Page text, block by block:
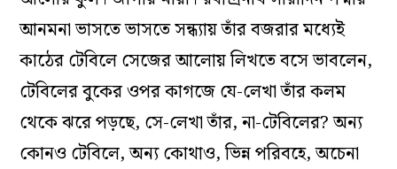
আনমনা ভাসতে ভাসতে সন্ধ‌্যায় তাঁর বজরার মধ‌্যেই
কাঠের টেবিলে সেজের আলোয় লিখতে বসে ভাবলেন,
টেবিলের বুকের ওপর কাগজে যে-লেখা তাঁর কলম
থেকে ঝরে পড়ছে, সে-লেখা তাঁর, না-টেবিলের? অন‌্য
কোনও টেবিলে, অন‌্য কোথাও, ভিন্ন পরিবহে, অচেনা